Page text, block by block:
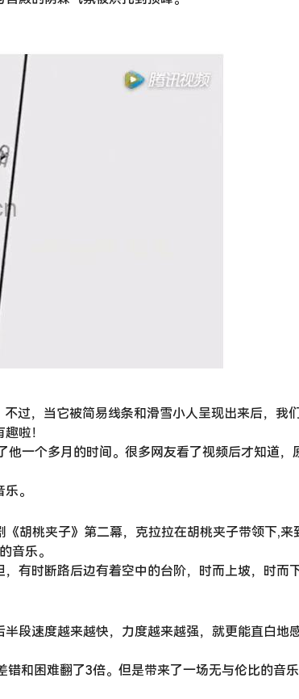
过，当它被简易线条和滑雪小人呈现出来后，我
啦！
一个多月的时间。很多网友看了视频后才知道，
。
胡桃夹子》第二幕，克拉拉在胡桃夹子带领下,来
音乐。
有时断路后边有着空中的台阶，时而上坡，时而
段速度越来越快，力度越来越强，就更能直白地
和困难翻了3倍。但是带来了一场无与伦比的音